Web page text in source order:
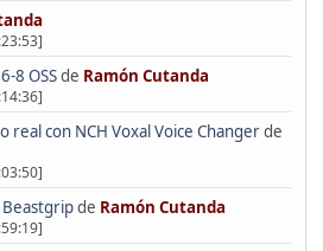
8 OSSde Ramón Cutanda
real con NCH Voxal Voice Changerde
de Ramón Cutanda